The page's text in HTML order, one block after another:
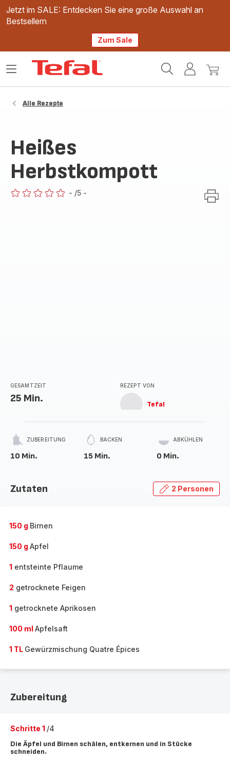
Jetzt im SALE: Entdecken Sie eine große Auswahl an
Bestsellern
Zum Sale
Mein
Mein
Das
Alle Rezepte
Heißes
Herbstkompott
- /5 -
GESAMTZEIT
25 Min.
REZEPT VON
Tefal
ZUBEREITUNG
10 Min.
BACKEN
15 Min.
ABKÜHLEN
0 Min.
Zutaten 2 Personen
150 g Birnen
150 g Apfel
1 entsteinte Pflaume
2 getrocknete Feigen
1 getrocknete Aprikosen
100 ml Apfelsaft
1 TL Gewürzmischung Quatre Épices
Zubereitung
Schritte 1 /4
Die Äpfel und Birnen schälen, entkernen und in Stücke
schneiden.